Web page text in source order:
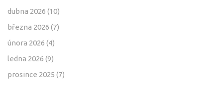
dubna 2026 (10)
března 2026 (7)
února 2026 (4)
ledna 2026 (9)
prosince 2025 (7)